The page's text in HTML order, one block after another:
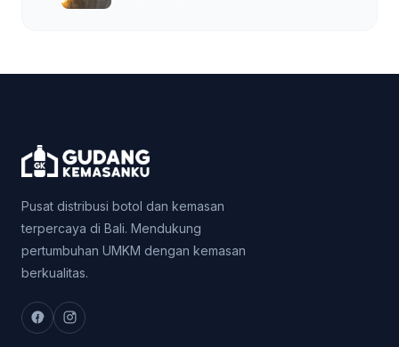
Pusat distribusi botol dan kemasan
terpercaya di Bali. Mendukung
pertumbuhan UMKM dengan kemasan
berkualitas.